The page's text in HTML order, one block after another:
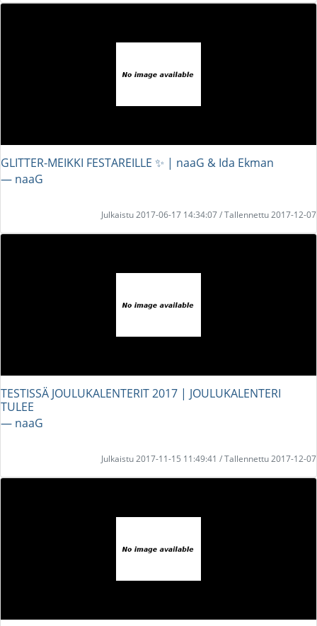
GLITTER-MEIKKI FESTAREILLE ✨ | naaG & Ida Ekman
― naaG
Julkaistu 2017-06-17 14:34:07 / Tallennettu 2017-12-07
TESTISSÄ JOULUKALENTERIT 2017 | JOULUKALENTERI
TULEE
― naaG
Julkaistu 2017-11-15 11:49:41 / Tallennettu 2017-12-07